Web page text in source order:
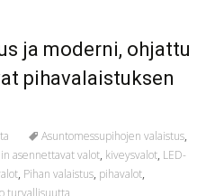
ja moderni, ohjattu
pihavalaistuksen
Asuntomessupihojen valaistus,
asennettavat valot, kiveysvalot, LED-
, Pihan valaistus, pihavalot,
turvallisuutta